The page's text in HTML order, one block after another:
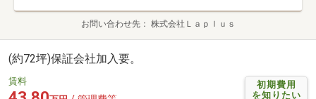
お問い合わせ先 株式会社Ｌａｐｌｕｓ
(約72坪)保証会社加入要。
初期費用
を知りたい
賃料